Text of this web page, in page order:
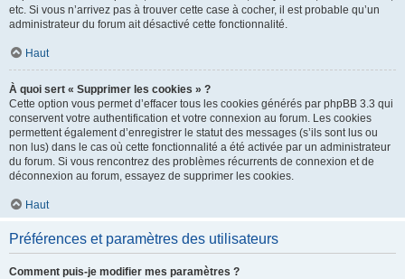
etc. Si vous n’arrivez pas à trouver cette case à cocher, il est probable qu’un
administrateur du forum ait désactivé cette fonctionnalité.
Haut
À quoi sert « Supprimer les cookies » ?
Cette option vous permet d’effacer tous les cookies générés par phpBB 3.3 qui
conservent votre authentification et votre connexion au forum. Les cookies
permettent également d’enregistrer le statut des messages (s’ils sont lus ou
non lus) dans le cas où cette fonctionnalité a été activée par un administrateur
du forum. Si vous rencontrez des problèmes récurrents de connexion et de
déconnexion au forum, essayez de supprimer les cookies.
Haut
Préférences et paramètres des utilisateurs
Comment puis-je modifier mes paramètres ?